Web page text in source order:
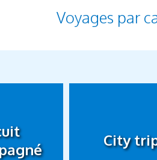
Voyages par
City